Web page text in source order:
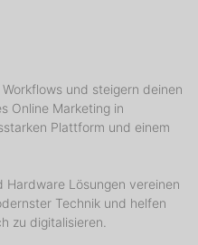
und steigern deinen
Online Marketing in
Plattform und einem
Lösungen vereinen
Technik und helfen
zu digitalisieren.